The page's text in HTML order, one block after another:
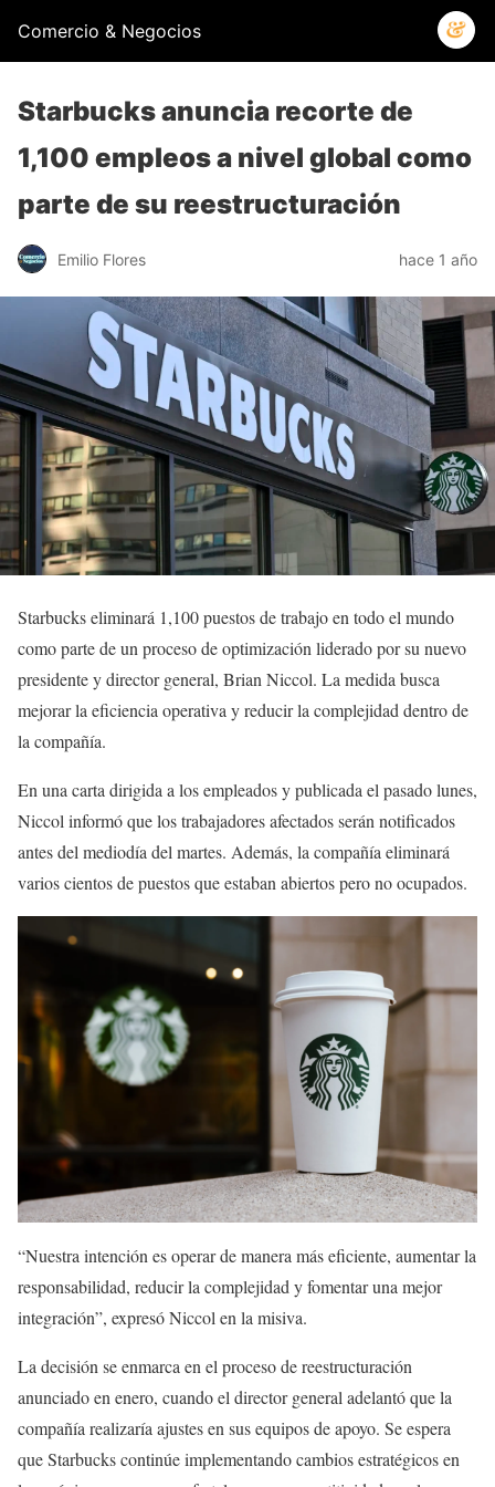
Comercio & Negocios
Starbucks anuncia recorte de
1,100 empleos a nivel global como
parte de su reestructuración
Emilio Flores hace 1 año
Starbucks eliminará 1,100 puestos de trabajo en todo el mundo
como parte de un proceso de optimización liderado por su nuevo
presidente y director general, Brian Niccol. La medida busca
mejorar la eficiencia operativa y reducir la complejidad dentro de
la compañía.
En una carta dirigida a los empleados y publicada el pasado lunes,
Niccol informó que los trabajadores afectados serán notificados
antes del mediodía del martes. Además, la compañía eliminará
varios cientos de puestos que estaban abiertos pero no ocupados.
“Nuestra intención es operar de manera más eficiente, aumentar la
responsabilidad, reducir la complejidad y fomentar una mejor
integración”, expresó Niccol en la misiva.
La decisión se enmarca en el proceso de reestructuración
anunciado en enero, cuando el director general adelantó que la
compañía realizaría ajustes en sus equipos de apoyo. Se espera
que Starbucks continúe implementando cambios estratégicos en